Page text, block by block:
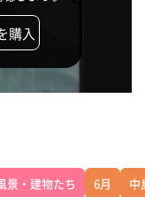
購入
景・建物たち 6月
中